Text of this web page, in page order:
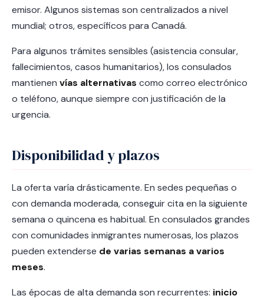
emisor. Algunos sistemas son centralizados a nivel
mundial; otros, específicos para Canadá.
Para algunos trámites sensibles (asistencia consular,
fallecimientos, casos humanitarios), los consulados
mantienen vías alternativas como correo electrónico
o teléfono, aunque siempre con justificación de la
urgencia.
Disponibilidad y plazos
La oferta varía drásticamente. En sedes pequeñas o
con demanda moderada, conseguir cita en la siguiente
semana o quincena es habitual. En consulados grandes
con comunidades inmigrantes numerosas, los plazos
pueden extenderse de varias semanas a varios
meses.
Las épocas de alta demanda son recurrentes: inicio